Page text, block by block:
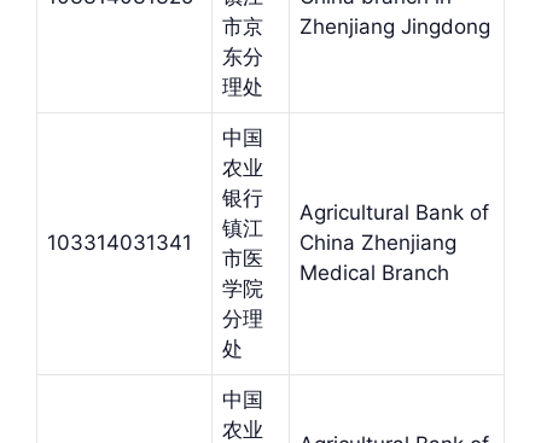
市京
东分
理处
Zhenjiang Jingdong
103314031341
中国
农业
银行
镇江
市医
学院
分理
处
Agricultural Bank of
China Zhenjiang
Medical Branch
中国
农业